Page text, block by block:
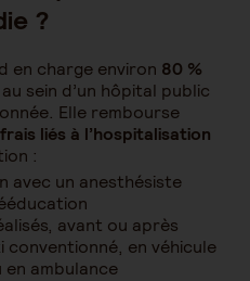
?
en charge environ 80 %
au sein d’un hôpital public
Elle rembourse
liés à l’hospitalisation
:
avec un anesthésiste
avant ou après
conventionné, en véhicule
en ambulance